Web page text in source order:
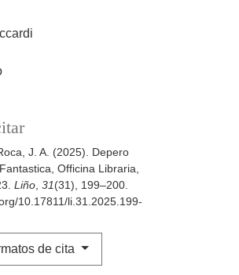
J. A. (2025). Depero
Officina Libraria,
Liño 31(31), 199–200.
10.17811/li.31.2025.199-
de cita